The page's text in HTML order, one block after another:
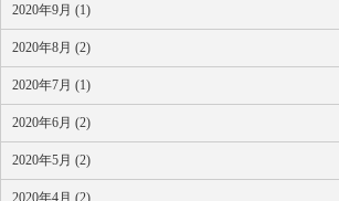
2020年9月 (1)
2020年8月 (2)
2020年7月 (1)
2020年6月 (2)
2020年5月 (2)
2020年4月 (2)